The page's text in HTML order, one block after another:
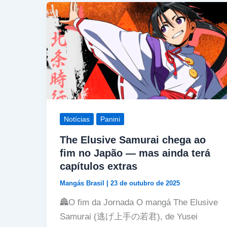
Notícias Panini
The Elusive Samurai chega ao
fim no Japão — mas ainda terá
capítulos extras
Mangás Brasil | 23 de outubro de 2025
🏯O fim da Jornada O mangá The Elusive
Samurai (逃げ上手の若君), de Yusei